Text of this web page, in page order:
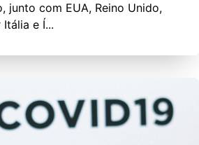
junto com EUA, Reino Unido,
e Í...